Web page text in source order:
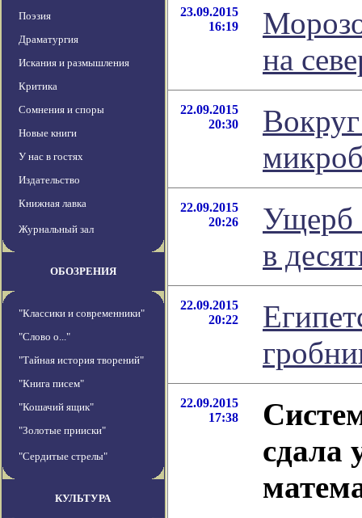
Поэзия
Драматургия
Искания и размышления
Критика
Сомнения и споры
Новые книги
У нас в гостях
Издательство
Книжная лавка
Журнальный зал
ОБОЗРЕНИЯ
"Классики и современники"
"Слово о..."
"Тайная история творений"
"Книга писем"
"Кошачий ящик"
"Золотые прииски"
"Сердитые стрелы"
КУЛЬТУРА
23.09.2015
16:19
на
22.09.2015
20:30
22.09.2015
20:26
Ущерб
в
22.09.2015
20:22
22.09.2015
17:38
сдала